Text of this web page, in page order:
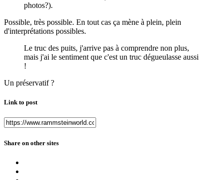
photos?).
Possible, très possible. En tout cas ça mène à plein, plein
d'interprétations possibles.
Le truc des puits, j'arrive pas à comprendre non plus,
mais j'ai le sentiment que c'est un truc dégueulasse aussi
!
Un préservatif ?
Link to post
Share on other sites